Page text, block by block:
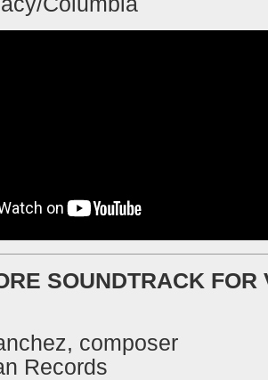
SOUNDTRACK FOR
composer
Records